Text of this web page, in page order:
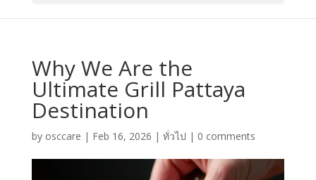
Why We Are the
Ultimate Grill Pattaya
Destination
by osccare | Feb 16, 2026 | ทั่วไป | 0 comments